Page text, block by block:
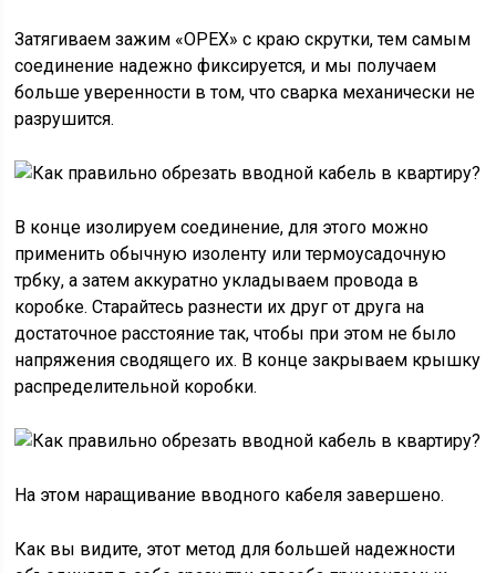
Затягиваем зажим «ОРЕХ» с краю скрутки, тем самым
соединение надежно фиксируется, и мы получаем
больше уверенности в том, что сварка механически не
разрушится.
В конце изолируем соединение, для этого можно
применить обычную изоленту или термоусадочную
трбку, а затем аккуратно укладываем провода в
коробке. Старайтесь разнести их друг от друга на
достаточное расстояние так, чтобы при этом не было
напряжения сводящего их. В конце закрываем крышку
распределительной коробки.
На этом наращивание вводного кабеля завершено.
Как вы видите, этот метод для большей надежности